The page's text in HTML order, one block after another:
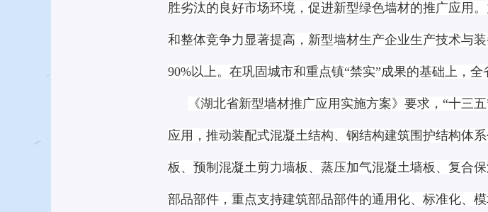
胜劣汰的良好市场环境，促进新型绿色墙材的推广应用
和整体竞争力显著提高，新型墙材生产企业生产技术与
90%以上。在巩固城市和重点镇“禁实”成果的基础上，全
《湖北省新型墙材推广应用实施方案》要求，“十三
应用，推动装配式混凝土结构、钢结构建筑围护结构体
板、预制混凝土剪力墙板、蒸压加气混凝土墙板、复合
部品部件，重点支持建筑部品部件的通用化、标准化、